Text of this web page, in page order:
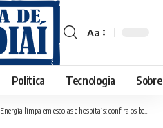
Font
Aa
Politica Tecnologia
Energia limpa em escolas e hospitais: confira os benefícios à sociedade